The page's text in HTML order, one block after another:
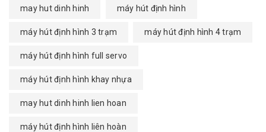
may hut dinh hinh máy hút định hình
máy hút định hình 3 trạm máy hút định hình 4 trạm
máy hút định hình full servo
máy hút định hình khay nhựa
may hut dinh hinh lien hoan
máy hút định hình liên hoàn